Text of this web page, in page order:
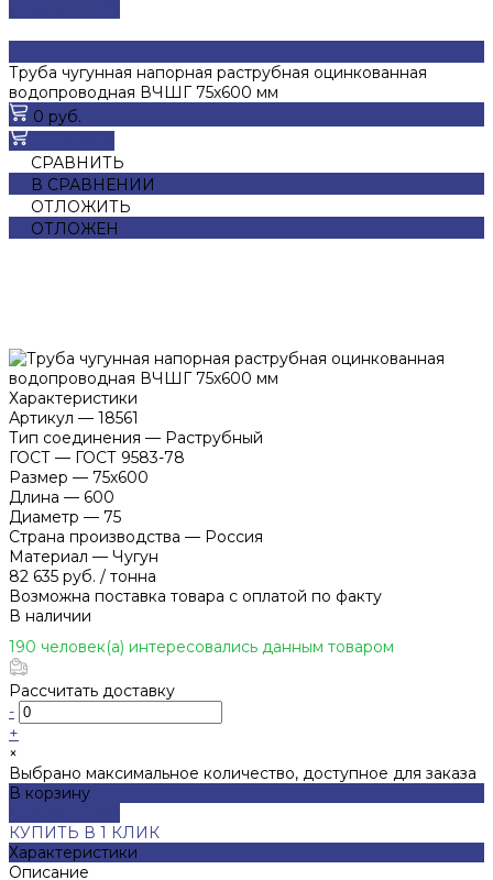
Труба чугунная напорная раструбная оцинкованная
водопроводная ВЧШГ 75х600 мм
0 руб.
СРАВНИТЬ
В СРАВНЕНИИ
ОТЛОЖИТЬ
ОТЛОЖЕН
Характеристики
Артикул — 18561
Тип соединения — Раструбный
ГОСТ — ГОСТ 9583-78
Размер — 75х600
Длина — 600
Диаметр — 75
Страна производства — Россия
Материал — Чугун
82 635 руб. / тонна
Возможна поставка товара с оплатой по факту
В наличии
190 человек(а) интересовались данным товаром
Рассчитать доставку
-
+
×
Выбрано максимальное количество, доступное для заказа
В корзину
КУПИТЬ В 1 КЛИК
Характеристики
Описание